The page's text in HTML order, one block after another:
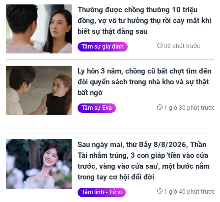
Thường được chồng thường 10 triệu
đồng, vợ vô tư hưởng thụ rồi cay mắt khi
biết sự thật đằng sau
Tâm sự gia đình 30 phút trước
Ly hôn 3 năm, chồng cũ bất chợt tìm đến
đòi quyển sách trong nhà kho và sự thật
bất ngờ
Tâm sự Eva 1 giờ 30 phút trước
Sau ngày mai, thứ Bảy 8/8/2026, Thần
Tài nhắm trúng, 3 con giáp 'tiền vào cửa
trước, vàng vào cửa sau', một bước nắm
trong tay cơ hội đổi đời
Tâm linh - Tử vi 1 giờ 40 phút trước